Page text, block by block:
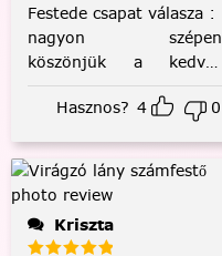
Festede csapat válasza :
nagyon szépen
köszönjük a kedves
visszajelzést! :)
Hasznos? 4 0
Kriszta